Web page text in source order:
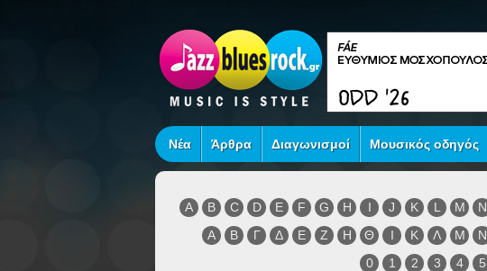
Νέα Άρθρα Διαγωνισμοί Μουσικός οδηγός
A B C D E F G H I J K L M N
Α
Β Γ Δ Ε Ζ Η Θ Ι Κ Λ Μ Ν
0
1 2 3 4 5